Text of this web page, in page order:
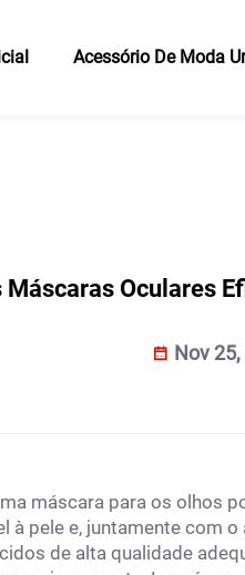
Acessório De Moda
Máscaras Oculares
Nov
máscara para os olhos
à pele e, juntamente com
de alta qualidade